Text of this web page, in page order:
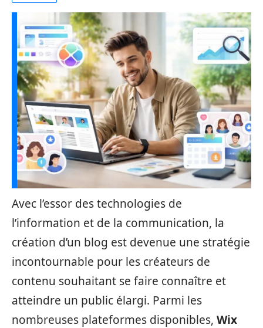
Avec l’essor des technologies de
l’information et de la communication, la
création d’un blog est devenue une stratégie
incontournable pour les créateurs de
contenu souhaitant se faire connaître et
atteindre un public élargi. Parmi les
nombreuses plateformes disponibles, Wix